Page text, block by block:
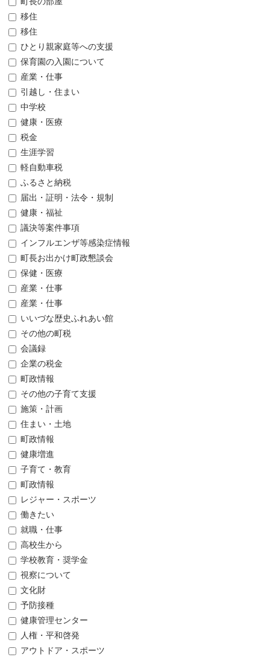
移住
移住
ひとり親家庭等への支援
保育園の入園について
産業・仕事
引越し・住まい
中学校
健康・医療
税金
生涯学習
軽自動車税
ふるさと納税
届出・証明・法令・規制
健康・福祉
議決等案件事項
インフルエンザ等感染症情報
町長お出かけ町政懇談会
保健・医療
産業・仕事
産業・仕事
いいづな歴史ふれあい館
その他の町税
会議録
企業の税金
町政情報
その他の子育て支援
施策・計画
住まい・土地
町政情報
健康増進
子育て・教育
町政情報
レジャー・スポーツ
働きたい
就職・仕事
高校生から
学校教育・奨学金
視察について
文化財
予防接種
健康管理センター
人権・平和啓発
アウトドア・スポーツ